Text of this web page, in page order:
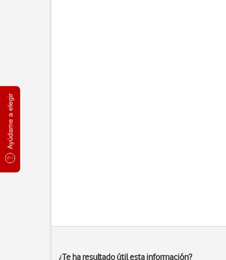
Ayúdame a elegir
¿Te ha resultado útil esta información?